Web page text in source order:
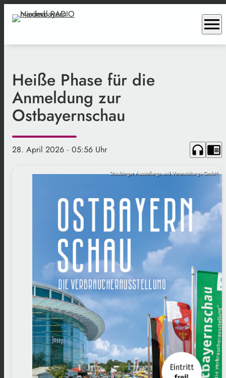
menu
Heiße Phase für die
Anmeldung zur
Ostbayernschau
28. April 2026 · 05:56 Uhr headphones chrome_reader_mode
Straubinger Ausstellungs und Veranstaltungs GmbH